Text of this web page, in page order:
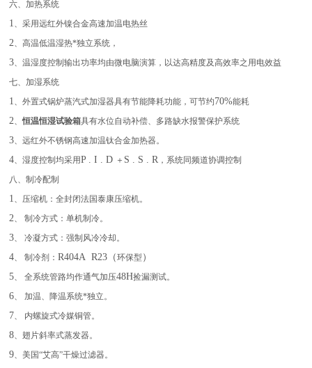
六、加热系统
1、采用远红外镍合金高速加温电热丝
2、高温低温湿热*独立系统，
3、温湿度控制输出功率均由微电脑演算，以达高精度及高效率之用电效益
七、加湿系统
1、外置式锅炉蒸汽式加湿器具有节能降耗功能，可节约70%能耗
2、恒温恒湿试验箱具有水位自动补偿、多路缺水报警保护系统
3、远红外不锈钢高速加温钛合金加热器。
4、湿度控制均采用P . I . D ＋ S . S . R ，系统同频道协调控制
八、制冷配制
1、压缩机：全封闭法国泰康压缩机。
2、 制冷方式：单机制冷。
3、 冷凝方式：强制风冷冷却。
4、 制冷剂：R404A R23（环保型 ）
5、 全系统管路均作通气加压48H捡漏测试。
6、 加温、降温系统*独立。
7、 内螺旋式冷媒铜管。
8、翅片斜率式蒸发器。
9、美国“艾高”干燥过滤器。